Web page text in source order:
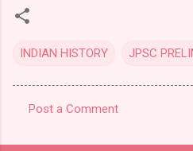
INDIAN HISTORY JPSC
o
Post a Comment